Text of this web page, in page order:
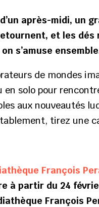
après-midi, un
et les
s’amuse
de mondes
solo pour
aux nouveautés
tirez une
François
à partir du 24
François